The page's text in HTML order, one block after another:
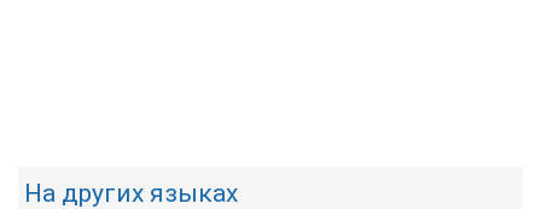
На других языках